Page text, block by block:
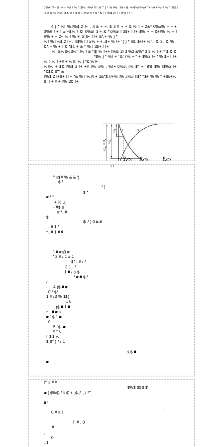
0%#! " !+ % +# + %!! ! % " !$% ! #%# !! ! % "' 1 * % #% . %!+ &! +# 0%# !% # " + +# + %!! ! % " !%$ 2
!+ # % % 0%#! 3 & +! ! 3 % + #%# !! ! % " $. !+ !%$ 2 !+ ! #!% + ! '
4 ) * %! %-!%$ 2 !+ . 4 & + +- $ 2 !! + + & % ! + 2&* 0%#% + + +
0%# ! + ! # +$% ! &! 0%#! 3 + & *-0%# ! 3$+ ! !+ $% + + &+!% % + !
#% + + 2+ % ! % +' 5"$+ ! !+ &*,+ % ) *
%! %-!%$ 2 !+ . 4$% ! ! #% + +-.$+ % !+ ' ( ) * #& $+!+ %" . & 3 . & %
&*,+ % + ! & *$!. + & * % ! 3$+ ! !+
%' 6-%$%3%" !% ! & *$! % !++ !%& 2! 3 %2 &%" 3 3 % ! + *"$ & &
*$% ) * %! + ' &' 7% + * + $%2 !+ * % $+ ! !+
% ! % ! +# + %!!. % ) *& %!+
%#% + $& !%$ 2 !+ +# #% #% . %!+ 0%#. !% $* + ' 8'8 '$% !$%2 !+
*&$& $*" &
!%$ 2 !+$+ ! !+ *& % ! %#! + 2&*$ !/+% !% #%# !!$* *$+ % % * +$!/+%
$ -! + # + !%-2& !+
! !
" #$# % & & '(
$ !
! )
$ *
# ! *
+ % ,(
- #$ $
# *. #
$
$/ / ) 0 # #
. # 1 *
*. # 1 # #
) # #$0 #
' 2 # / 1 # 1
$* . # / /
3 1 . /
1 # / $ $
* # # $ /
/
4 )$ # #
0 * $!
1 # /3 % 1$(
# 0
, )$ # 1 #
* . # # $
# 1$ 1 #
0
5 "$. #
# * 6
! $ 1 %
$ $* ( / / 1
$ $ #
#
!" # # #
$%$ $&$ $'
# ( $%$) *$ $' + ,$-,*., / !"
# !
,
0 # # !
!" # , 0
#
0
, 1